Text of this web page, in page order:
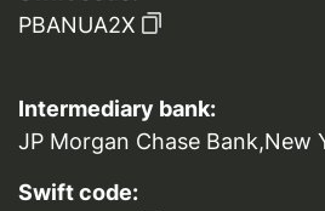
PBANUA2X
Intermediary bank:
JP Morgan Chase Bank,New
Swift code: